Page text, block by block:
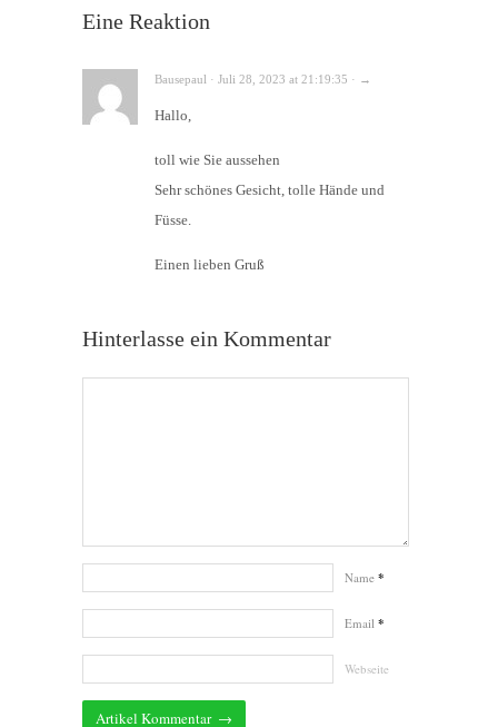
Eine Reaktion
Bausepaul · Juli 28, 2023 at 21:19:35 · →
Hallo,
toll wie Sie aussehen
Sehr schönes Gesicht, tolle Hände und
Füsse.
Einen lieben Gruß
Hinterlasse ein Kommentar
Name *
Email *
Webseite